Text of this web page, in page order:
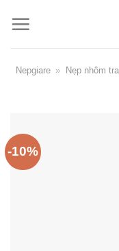
Nepgiare » Nẹp nhôm
-10%